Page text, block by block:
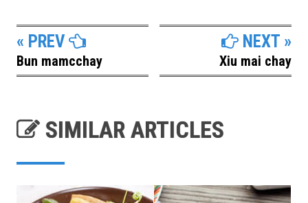
« PREV
Bun mamcchay
NEXT »
Xiu mai chay
SIMILAR ARTICLES